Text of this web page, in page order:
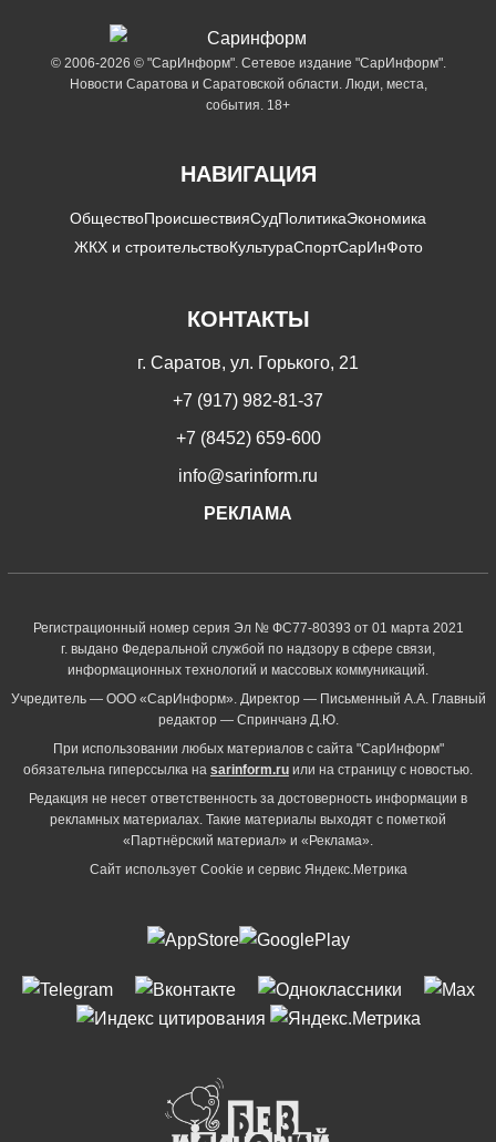
© 2006-2026 © "СарИнформ". Сетевое издание "СарИнформ".
Новости Саратова и Саратовской области. Люди, места,
события. 18+
НАВИГАЦИЯ
ОбществоПроисшествияСудПолитикаЭкономика
ЖКХ и строительствоКультураСпортСарИнФото
КОНТАКТЫ
г. Саратов, ул. Горького, 21
+7 (917) 982-81-37
+7 (8452) 659-600
info@sarinform.ru
РЕКЛАМА
Регистрационный номер серия Эл № ФС77-80393 от 01 марта 2021
г. выдано Федеральной службой по надзору в сфере связи,
информационных технологий и массовых коммуникаций.
Учредитель — ООО «СарИнформ». Директор — Письменный А.А. Главный
редактор — Спринчанэ Д.Ю.
При использовании любых материалов с сайта "СарИнформ"
обязательна гиперссылка на sarinform.ru или на страницу с новостью.
Редакция не несет ответственность за достоверность информации в
рекламных материалах. Такие материалы выходят с пометкой
«Партнёрский материал» и «Реклама».
Сайт использует Cookie и сервиc Яндекс.Метрика